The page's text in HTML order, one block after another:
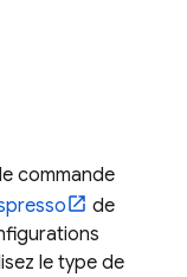
commande
de
le type de